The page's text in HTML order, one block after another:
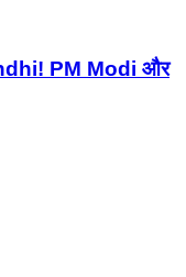
PM Modi और